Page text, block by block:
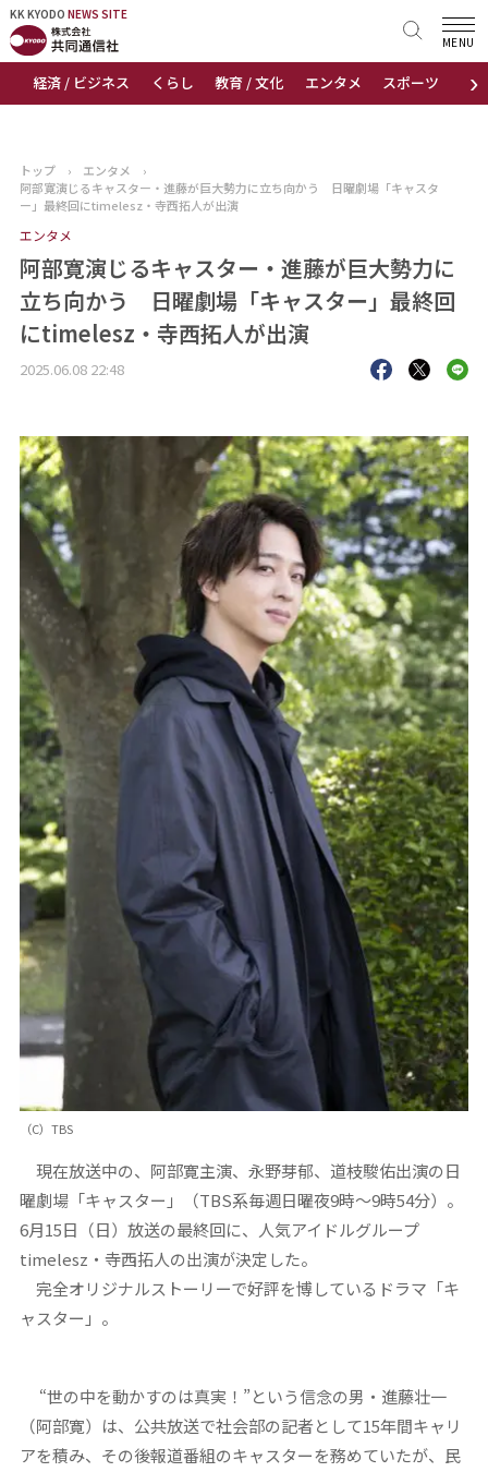
KK KYODO NEWS SITE
›
経済 / ビジネス くらし 教育 / 文化 エンタメ スポーツ 地域
MENU
KK KYODONEWS SITE
トップページ
ニュース
おすすめコンテンツ
出版物
会社概要
トップ › エンタメ
›
阿部寛演じるキャスター・進藤が巨大勢力に立ち向かう 日曜劇場「キャスタ
ー」最終回にtimelesz・寺西拓人が出演
エンタメ
阿部寛演じるキャスター・進藤が巨大勢力に
立ち向かう 日曜劇場「キャスター」最終回
にtimelesz・寺西拓人が出演
2025.06.08 22:48
（C）TBS
現在放送中の、阿部寛主演、永野芽郁、道枝駿佑出演の日
曜劇場「キャスター」（TBS系毎週日曜夜9時～9時54分）。
6月15日（日）放送の最終回に、人気アイドルグループ
timelesz・寺西拓人の出演が決定した。
完全オリジナルストーリーで好評を博しているドラマ「キ
ャスター」。
“世の中を動かすのは真実！”という信念の男・進藤壮一
（阿部寛）は、公共放送で社会部の記者として15年間キャリ
アを積み、その後報道番組のキャスターを務めていたが、民